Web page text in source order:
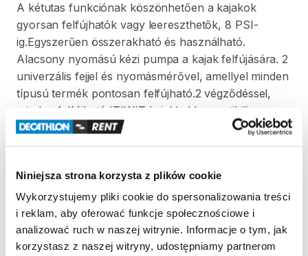
Niniejsza strona korzysta z plików cookie
Wykorzystujemy pliki cookie do spersonalizowania treści
i reklam, aby oferować funkcje społecznościowe i
analizować ruch w naszej witrynie. Informacje o tym, jak
korzystasz z naszej witryny, udostępniamy partnerom
A kétutas funkciónak köszönhetően a kajakok
gyorsan felfújhatók vagy leereszthetők​,​ 8 PSI-
ig.Egyszerűen összerakható és használható.
Alacsony nyomású kézi pumpa a kajak felfújására. 2
univerzális fejjel és nyomásmérővel​,​ amellyel minden
típusú termék pontosan felfújható.2 végződéssel​,​
minden
felfújható ITIWIT kajakkal kompatibilis.
Zasady wypożyczenia
REGULAMIN